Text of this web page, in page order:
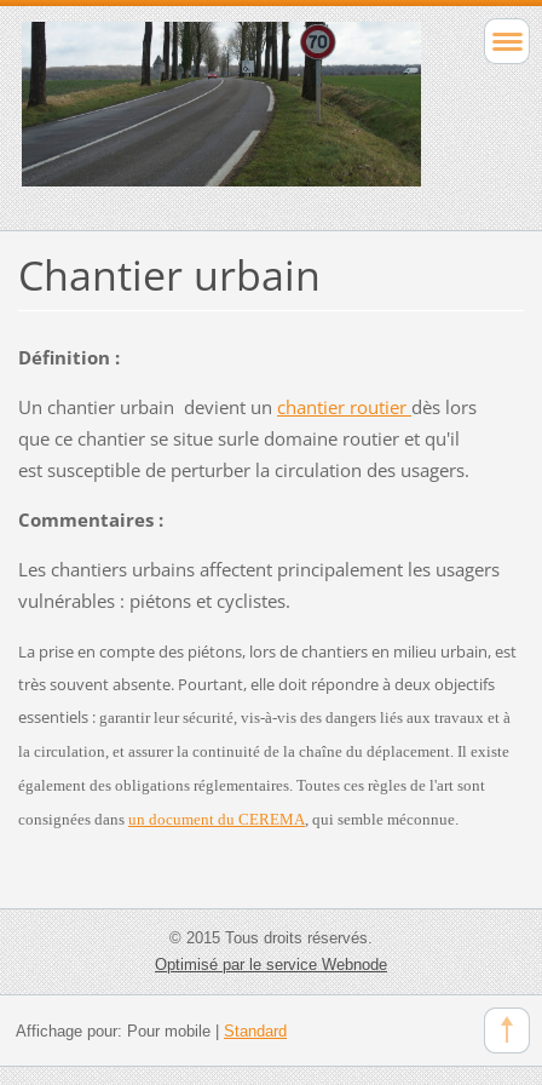
Chantier urbain
Définition :
Un chantier urbain devient un chantier routier dès lors
que ce chantier se situe surle domaine routier et qu'il
est susceptible de perturber la circulation des usagers.
Commentaires :
Les chantiers urbains affectent principalement les usagers
vulnérables : piétons et cyclistes.
La prise en compte des piétons, lors de chantiers en milieu urbain, est
très souvent absente. Pourtant, elle doit répondre à deux objectifs
essentiels : garantir leur sécurité, vis-à-vis des dangers liés aux travaux et à
la circulation, et assurer la continuité de la chaîne du déplacement. Il existe
également des obligations réglementaires. Toutes ces règles de l'art sont
consignées dans un document du CEREMA , qui semble méconnue.
© 2015 Tous droits réservés.
Optimisé par le service Webnode
Affichage pour: Pour mobile| Standard